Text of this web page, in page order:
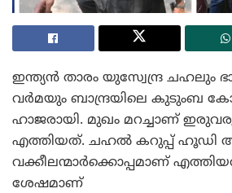
ഇന്ത്യൻ താരം യുസ്വേന്ദ്ര ചഹലും
വർമയും ബാന്ദ്രയിലെ കുടുംബ
ഹാജരായി. മുഖം മറച്ചാണ്
എത്തിയത്. ചഹൽ കറുപ്പ് ഹൂഡി
വക്കീലന്മാർക്കൊപ്പമാണ്
ശേഷമാണ്